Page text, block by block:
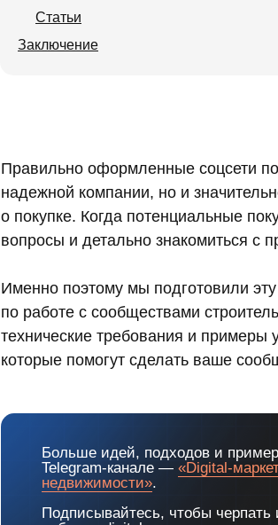
Статьи
Заключение
Правильно оформленные соцсети
надежной компании, но и
о покупке. Когда потенциальные
вопросы и детально знакомиться с
Именно поэтому мы подготовили
по работе с сообществами
технические требования и примеры
которые помогут сделать ваше
Больше идей, подходов и
Telegram-канале — «Digital-
недвижимости».
Подписывайтесь, чтобы черпать